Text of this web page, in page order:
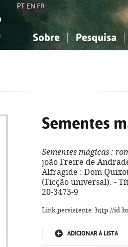
PT EN FR
Sobre Pesquisa
Sementes
Sementes mágicas :
joão Freire de
Alfragide : Dom
(Ficção universal). -
20-3473-9
Link persistente: http://
ADICIONAR À LISTA